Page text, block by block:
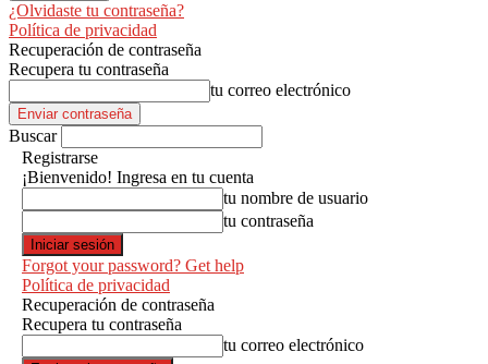
¿Olvidaste tu contraseña?
Política de privacidad
Recuperación de contraseña
Recupera tu contraseña
tu correo electrónico
Buscar
Registrarse
¡Bienvenido! Ingresa en tu cuenta
tu nombre de usuario
tu contraseña
Forgot your password? Get help
Política de privacidad
Recuperación de contraseña
Recupera tu contraseña
tu correo electrónico